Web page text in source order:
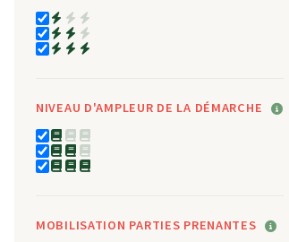
NIVEAU D'AMPLEUR DE LA DÉMARCHE
MOBILISATION PARTIES PRENANTES